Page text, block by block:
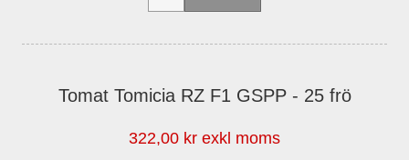
Tomat Tomicia RZ F1 GSPP - 25 frö
322,00 kr exkl moms